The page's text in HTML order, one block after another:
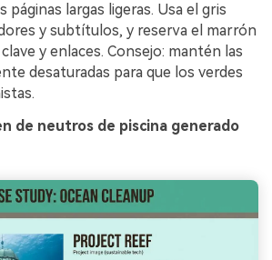
páginas largas ligeras. Usa el gris
y subtítulos, y reserva el marrón
y enlaces. Consejo: mantén las
desaturadas para que los verdes
de neutros de piscina generado